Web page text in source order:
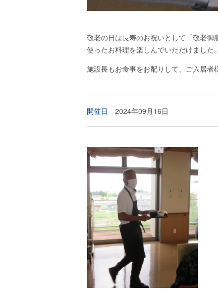
敬老の日は長寿のお祝いとして「敬老
使ったお料理を楽しんでいただけました。
施設長もお食事をお配りして、ご入居者
開催日 2024年09月16日